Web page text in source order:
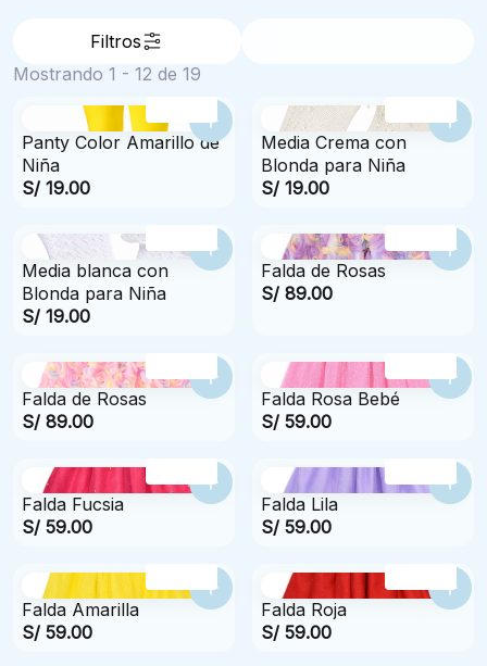
Mostrando 1 - 12 de 19
Filtros
Panty Color Amarillo de
Niña
S/ 19.00
Media Crema con
Blonda para Niña
S/ 19.00
Media blanca con
Blonda para Niña
S/ 19.00
Falda de Rosas
S/ 89.00
Falda de Rosas
S/ 89.00
Falda Rosa Bebé
S/ 59.00
Falda Fucsia
S/ 59.00
Falda Lila
S/ 59.00
Falda Amarilla
S/ 59.00
Falda Roja
S/ 59.00